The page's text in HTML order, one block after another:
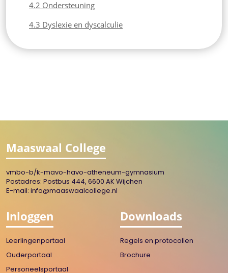
4.2 Ondersteuning
4.3 Dyslexie en dyscalculie
Maaswaal College
vmbo-b/k-mavo-havo-atheneum-gymnasium
Postadres: Postbus 444, 6600 AK Wijchen
E-mail: info@maaswaalcollege.nl
Inloggen
Leerlingenportaal
Ouderportaal
Personeelsportaal
Downloads
Regels en protocollen
Brochure